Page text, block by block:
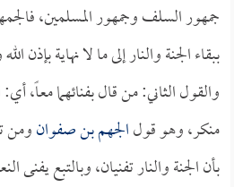
جمهور السلف وجمهور المسلمين،
ببقاء الجنة والنار إلى ما لا نهاية بإذن
والقول الثاني: من قال بفنائهما معاً،
منكر، وهو قولالجهم بن صفوانومن
بأن الجنة والنار تفنيان، وبالتبع يفنى